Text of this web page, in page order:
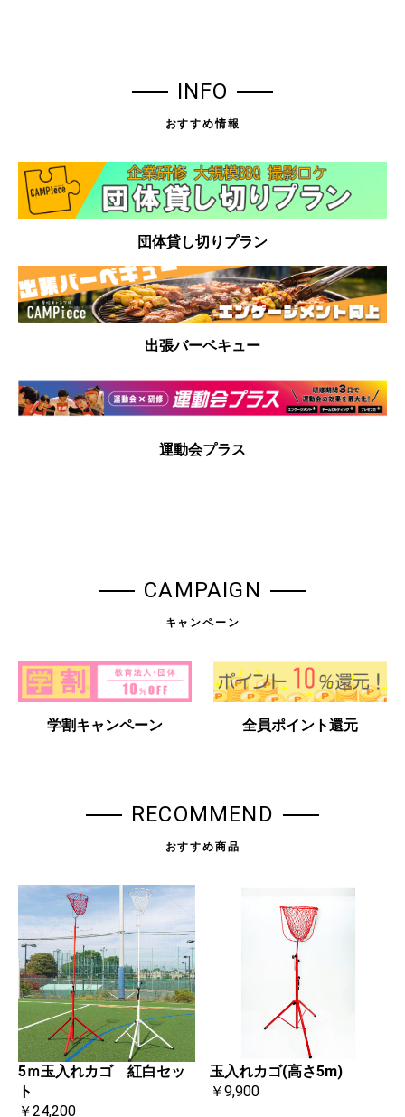
INFO
おすすめ情報
団体貸し切りプラン
出張バーベキュー
運動会プラス
CAMPAIGN
キャンペーン
学割キャンペーン 全員ポイント還元
RECOMMEND
おすすめ商品
5ｍ玉入れカゴ 紅白セッ
ト
￥24,200
玉入れカゴ(高さ5m)
￥9,900